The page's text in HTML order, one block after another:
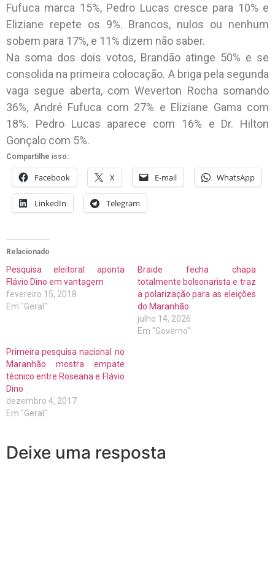
Fufuca marca 15%, Pedro Lucas cresce para 10% e
Eliziane repete os 9%. Brancos, nulos ou nenhum
sobem para 17%, e 11% dizem não saber.
Na soma dos dois votos, Brandão atinge 50% e se
consolida na primeira colocação. A briga pela segunda
vaga segue aberta, com Weverton Rocha somando
36%, André Fufuca com 27% e Eliziane Gama com
18%. Pedro Lucas aparece com 16% e Dr. Hilton
Gonçalo com 5%.
Compartilhe isso:
Facebook X E-mail WhatsApp
LinkedIn Telegram
Relacionado
Pesquisa eleitoral aponta
Flávio Dino em vantagem
fevereiro 15, 2018
Em "Geral"
Braide fecha chapa
totalmente bolsonarista e traz
a polarização para as eleições
do Maranhão
julho 14, 2026
Em "Governo"
Primeira pesquisa nacional no
Maranhão mostra empate
técnico entre Roseana e Flávio
Dino
dezembro 4, 2017
Em "Geral"
Deixe uma resposta